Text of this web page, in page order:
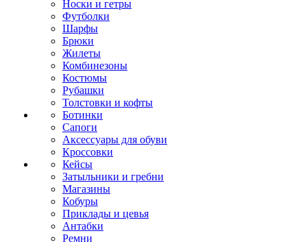
Носки и гетры
Футболки
Шарфы
Брюки
Жилеты
Комбинезоны
Костюмы
Рубашки
Толстовки и кофты
Ботинки
Сапоги
Аксессуары для обуви
Кроссовки
Кейсы
Затыльники и гребни
Магазины
Кобуры
Приклады и цевья
Антабки
Ремни